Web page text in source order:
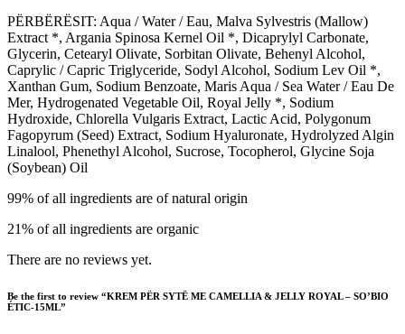
PËRBËRËSIT: Aqua / Water / Eau, Malva Sylvestris (Mallow)
Extract *, Argania Spinosa Kernel Oil *, Dicaprylyl Carbonate,
Glycerin, Cetearyl Olivate, Sorbitan Olivate, Behenyl Alcohol,
Caprylic / Capric Triglyceride, Sodyl Alcohol, Sodium Lev Oil *,
Xanthan Gum, Sodium Benzoate, Maris Aqua / Sea Water / Eau De
Mer, Hydrogenated Vegetable Oil, Royal Jelly *, Sodium
Hydroxide, Chlorella Vulgaris Extract, Lactic Acid, Polygonum
Fagopyrum (Seed) Extract, Sodium Hyaluronate, Hydrolyzed Algin
Linalool, Phenethyl Alcohol, Sucrose, Tocopherol, Glycine Soja
(Soybean) Oil
99% of all ingredients are of natural origin
21% of all ingredients are organic
There are no reviews yet.
Be the first to review “KREM PËR SYTË ME CAMELLIA & JELLY ROYAL – SO’BIO
ÉTIC-15ML”